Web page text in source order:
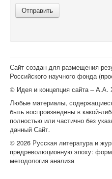
Отправить
Сайт создан для размещения
Российского научного фонда
© Идея и концепция сайта – А.А.
Любые материалы,
быть воспроизведены в какой-
полностью или частично без
данный Сайт.
© 2026 Русская литература и
предреволюционную эпоху:
методология анализа